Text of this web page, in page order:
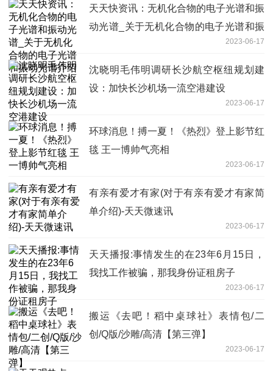
天天快资讯：无机化合物的电子光谱和振
动光谱_关于无机化合物的电子光谱和振
2023-06-17
沈晓明毛伟明调研长沙航空枢纽规划建
设：加快长沙机场一流空港建设
2023-06-17
环球消息！搏一夏！《热烈》登上影节红
毯 王一博帅气亮相
2023-06-17
有亲有爱才有家(对于有亲有爱才有家简
单介绍)-天天微速讯
2023-06-17
天天播报:事情发生的在23年6月15日，
我找工作被骗，那我身份证租房子
2023-06-17
搬运《去吧！稻中桌球社》表情包/二
创/Q版/沙雕/高清【第三弹】
2023-06-17